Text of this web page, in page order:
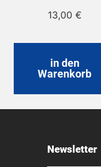
13,00 €
in den
Warenkorb
Newsletter